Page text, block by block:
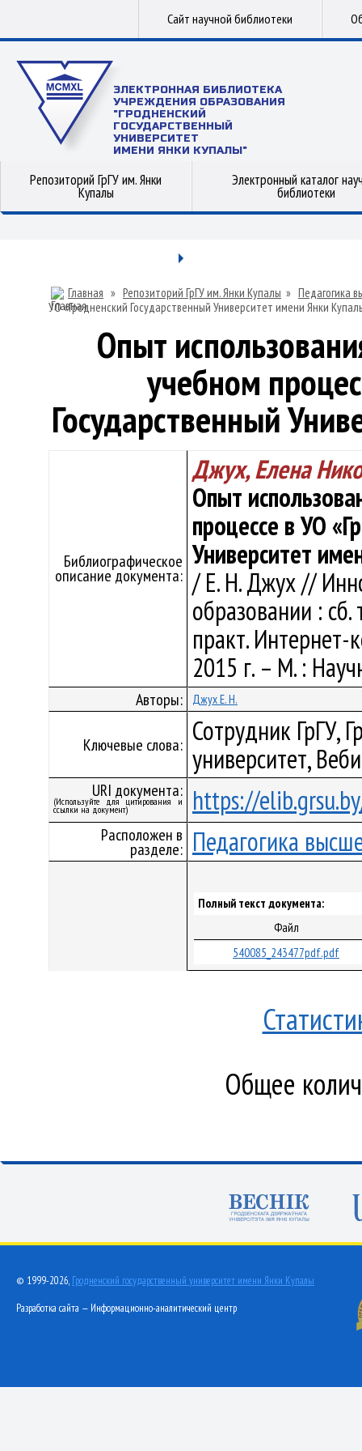
Сайт научной библиотеки
ЭЛЕКТРОННАЯ БИБЛИОТЕКА
УЧРЕЖДЕНИЯ ОБРАЗОВАНИЯ
"ГРОДНЕНСКИЙ
ГОСУДАРСТВЕННЫЙ
УНИВЕРСИТЕТ
ИМЕНИ ЯНКИ КУПАЛЫ"
Репозиторий ГрГУ им. Янки
Купалы
Электронный каталог
библиотеки
Главная » Репозиторий ГрГУ им. Янки Купалы » Педагогика
УО «Гродненский Государственный Университет имени Янки
Опыт
учебном
Государственный
Библиографическое
описание документа:
Джух, Елена
Опыт
процессе в УО
Университет
/ Е. Н. Джух //
образовании :
практ.
2015 г. – М. :
Авторы: Джух Е. Н.
Ключевые слова: Сотрудник ГрГУ,
университет,
URI документа:
(Используйте для цитирования и
ссылки на документ) https://
Расположен в
разделе: Педагогика
Полный текст документа:
Файл
540085_243477pdf.pdf
Общее
© 1999-2026, Гродненский государственный университет имени Янки Купалы
Разработка сайта — Информационно-аналитический центр